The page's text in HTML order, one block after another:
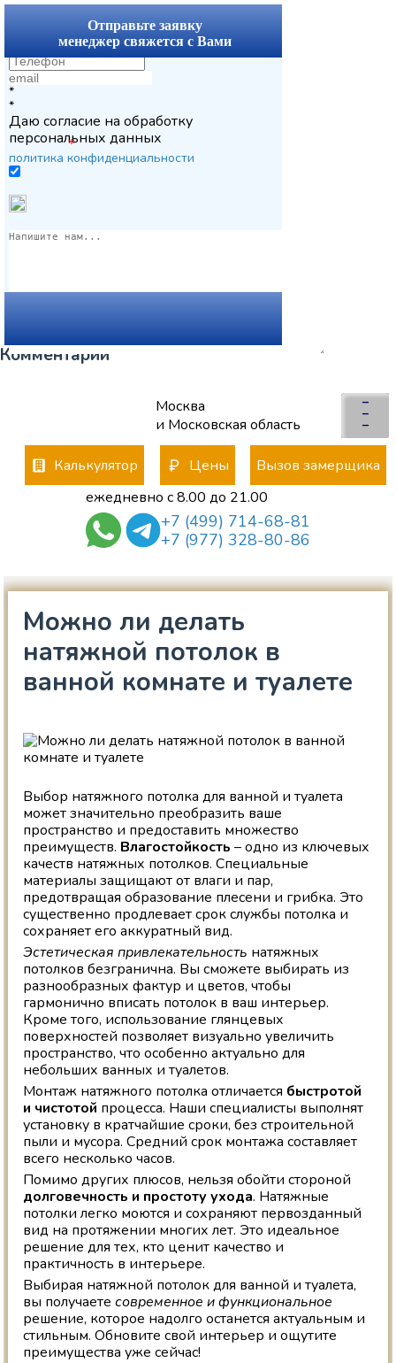
Отправьте заявку
менеджер свяжется с Вами
*
*
*
Даю согласие на обработку
персональных данных
политика конфиденциальности
Комментарии
Москва
и Московская область
Калькулятор Цены
Вызов замерщика
ежедневно с 8.00 до 21.00
+7 (499) 714-68-81
+7 (977) 328-80-86
–
–
–
×
Можно ли делать
натяжной потолок в
ванной комнате и туалете
Выбор натяжного потолка для ванной и туалета
может значительно преобразить ваше
пространство и предоставить множество
преимуществ. Влагостойкость – одно из ключевых
качеств натяжных потолков. Специальные
материалы защищают от влаги и пар,
предотвращая образование плесени и грибка. Это
существенно продлевает срок службы потолка и
сохраняет его аккуратный вид.
Эстетическая привлекательность натяжных
потолков безгранична. Вы сможете выбирать из
разнообразных фактур и цветов, чтобы
гармонично вписать потолок в ваш интерьер.
Кроме того, использование глянцевых
поверхностей позволяет визуально увеличить
пространство, что особенно актуально для
небольших ванных и туалетов.
Монтаж натяжного потолка отличается быстротой
и чистотой процесса. Наши специалисты выполнят
установку в кратчайшие сроки, без строительной
пыли и мусора. Средний срок монтажа составляет
всего несколько часов.
Помимо других плюсов, нельзя обойти стороной
долговечность и простоту ухода. Натяжные
потолки легко моются и сохраняют первозданный
вид на протяжении многих лет. Это идеальное
решение для тех, кто ценит качество и
практичность в интерьере.
Выбирая натяжной потолок для ванной и туалета,
вы получаетесовременное и функциональное
решение, которое надолго останется актуальным и
стильным. Обновите свой интерьер и ощутите
преимущества уже сейчас!